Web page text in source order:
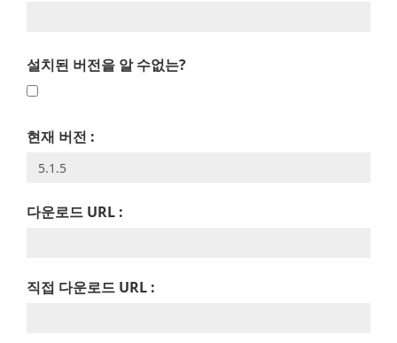
설치된 버전을 알 수없는?
현재 버전 :
다운로드 URL :
직접 다운로드 URL :